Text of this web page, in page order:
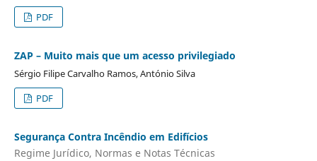
PDF
ZAP – Muito mais que um acesso privilegiado
Sérgio Filipe Carvalho Ramos, António Silva
PDF
Segurança Contra Incêndio em Edifícios
Regime Jurídico, Normas e Notas Técnicas